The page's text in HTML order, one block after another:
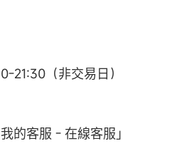
21:30（非交易日）
的客服 - 在線客服」